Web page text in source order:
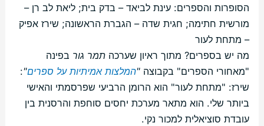
הסופרות והספרים: עינת לביאד – בדק בית; ליאת לב רן –
מורשית חתימה; חגית שדה – הגברת הראשונה; שירז אפיק
– מתחת לעור
מה יש בספרים? מתוך ראיון שערכהתמר גור בפינה
"מאחורי הספרים" בקבוצה "המלצות אמיתיות על ספרים"
:
שירז: "מתחת לעור" הוא הרומן הרביעי שפרסמתי והאישי
ביותר שלי. הוא מתאר מערכת יחסים סוחפת והרסנית בין
עובדת סוציאלית למכור נקי.